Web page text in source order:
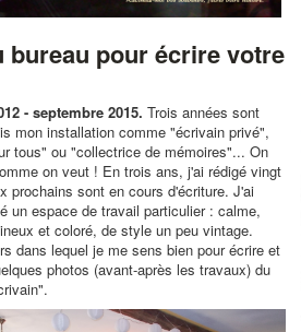
bureau pour écrire votre
- septembre 2015. Trois années sont
mon installation comme "écrivain privé",
tous" ou "collectrice de mémoires"... On
on veut ! En trois ans, j'ai rédigé vingt
prochains sont en cours d'écriture. J'ai
un espace de travail particulier : calme,
et coloré, de style un peu vintage.
dans lequel je me sens bien pour écrire et
photos (avant-après les travaux) du